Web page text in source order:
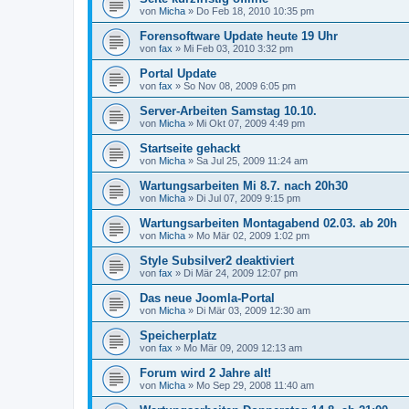
von Micha » Do Feb 18, 2010 10:35 pm
Forensoftware Update heute 19 Uhr
von fax » Mi Feb 03, 2010 3:32 pm
Portal Update
von fax » So Nov 08, 2009 6:05 pm
Server-Arbeiten Samstag 10.10.
von Micha » Mi Okt 07, 2009 4:49 pm
Startseite gehackt
von Micha » Sa Jul 25, 2009 11:24 am
Wartungsarbeiten Mi 8.7. nach 20h30
von Micha » Di Jul 07, 2009 9:15 pm
Wartungsarbeiten Montagabend 02.03. ab 20h
von Micha » Mo Mär 02, 2009 1:02 pm
Style Subsilver2 deaktiviert
von fax » Di Mär 24, 2009 12:07 pm
Das neue Joomla-Portal
von Micha » Di Mär 03, 2009 12:30 am
Speicherplatz
von fax » Mo Mär 09, 2009 12:13 am
Forum wird 2 Jahre alt!
von Micha » Mo Sep 29, 2008 11:40 am